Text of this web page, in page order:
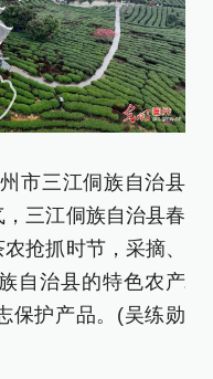
市三江侗族自治县
三江侗族自治县春
抢抓时节，采摘、
自治县的特色农产
保护产品。(吴练勋